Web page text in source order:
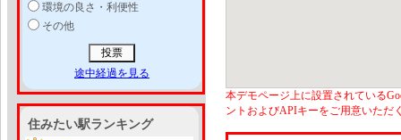
環境の良さ・利便性
その他
途中経過を見る
住みたい駅ランキング
本デモページ上に設置されている
ントおよびAPIキーをご用意いただ